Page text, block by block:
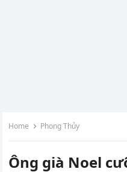
Home Phong Thủy
Ông già Noel